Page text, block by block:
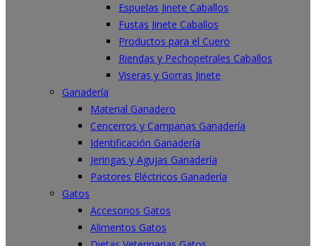
Espuelas Jinete Caballos
Fustas Jinete Caballos
Productos para el Cuero
Riendas y Pechopetrales Caballos
Viseras y Gorras Jinete
Ganadería
Material Ganadero
Cencerros y Campanas Ganadería
Identificación Ganadería
Jeringas y Agujas Ganadería
Pastores Eléctricos Ganadería
Gatos
Accesorios Gatos
Alimentos Gatos